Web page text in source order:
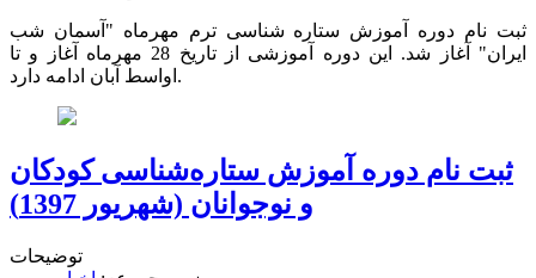
ثبت نام دوره آموزش ستاره شناسی ترم مهرماه "آسمان شب
ایران" آغاز شد. این دوره آموزشی از تاریخ 28 مهرماه آغاز و تا
اواسط آبان ادامه دارد.
ثبت نام دوره آموزش ستاره‌شناسی کودکان
و نوجوانان (شهریور 1397)
توضیحات